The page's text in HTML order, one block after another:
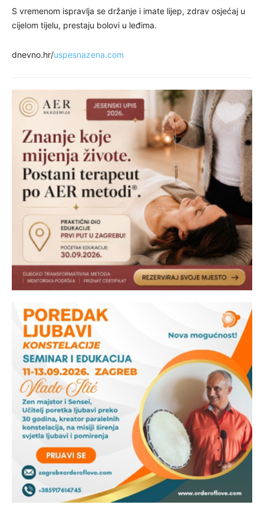
S vremenom ispravlja se držanje i imate lijep, zdrav osjećaj u
cijelom tijelu, prestaju bolovi u leđima.
dnevno.hr/uspesnazena.com